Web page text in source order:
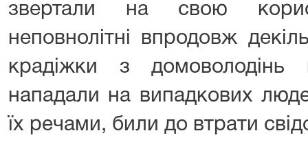
звертали на свою
неповнолітні впродовж
крадіжки з
нападали на випадкових
їх речами, били до втрати